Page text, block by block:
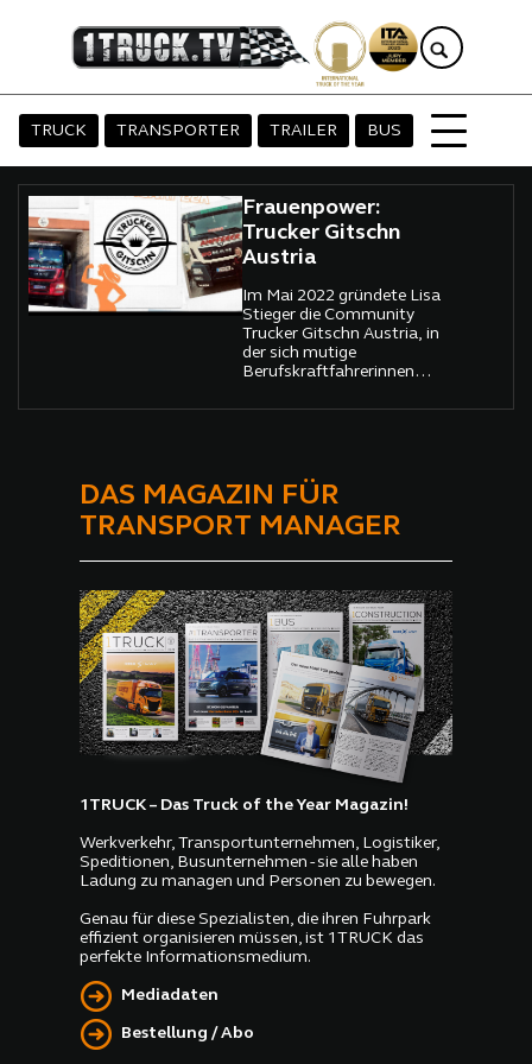
TRUCK TRANSPORTER TRAILER BUS
Frauenpower:
Trucker Gitschn
Austria
Im Mai 2022 gründete Lisa
Stieger die Community
Trucker Gitschn Austria, in
der sich mutige
Berufskraftfahrerinnen
DAS MAGAZIN FÜR
TRANSPORT MANAGER
1TRUCK – Das Truck of the Year Magazin!
Werkverkehr, Transportunternehmen, Logistiker,
Speditionen, Busunternehmen - sie alle haben
Ladung zu managen und Personen zu bewegen.
Genau für diese Spezialisten, die ihren Fuhrpark
effizient organisieren müssen, ist 1TRUCK das
perfekte Informationsmedium.
Mediadaten
Bestellung / Abo